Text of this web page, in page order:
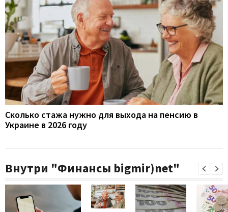
Сколько стажа нужно для выхода на пенсию в
Украине в 2026 году
Внутри "Финансы bigmir)net"